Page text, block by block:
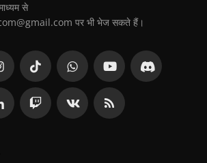
से
पर भी भेज सकते हैं।